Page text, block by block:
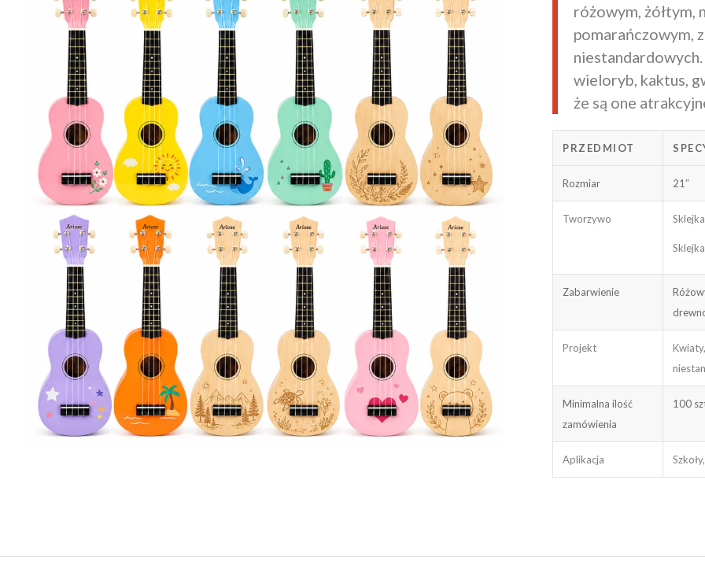
różowym, żółtym,
pomarańczowym,
wieloryb, kaktus,
że są one
PRZEDMIOT
Rozmiar 21″
Tworzywo
Zabarwienie
Projekt
Minimalna ilość
zamówienia
100
Aplikacja